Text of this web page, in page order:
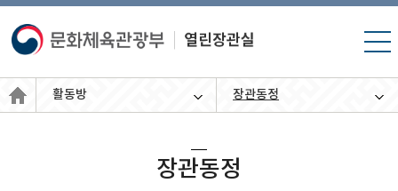
장관동정
활동방 장관동정